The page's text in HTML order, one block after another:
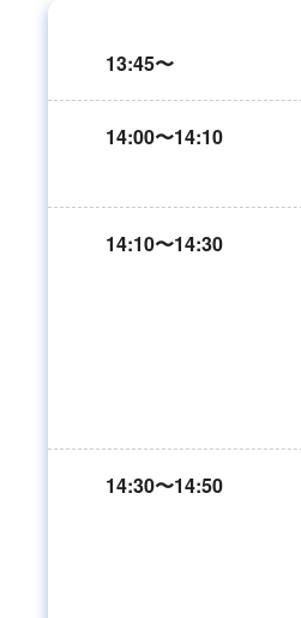
13:45〜
14:00〜14:10
14:10〜14:30
14:30〜14:50